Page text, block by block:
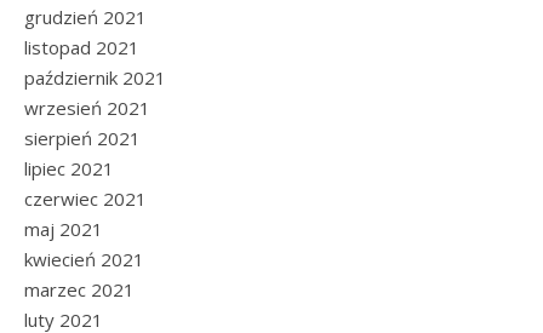
grudzień 2021
listopad 2021
październik 2021
wrzesień 2021
sierpień 2021
lipiec 2021
czerwiec 2021
maj 2021
kwiecień 2021
marzec 2021
luty 2021